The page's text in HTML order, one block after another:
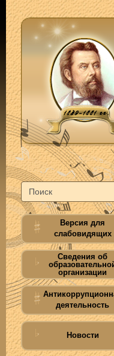
Версия для
слабовидящих
Сведения об
организации
деятельность
Новости